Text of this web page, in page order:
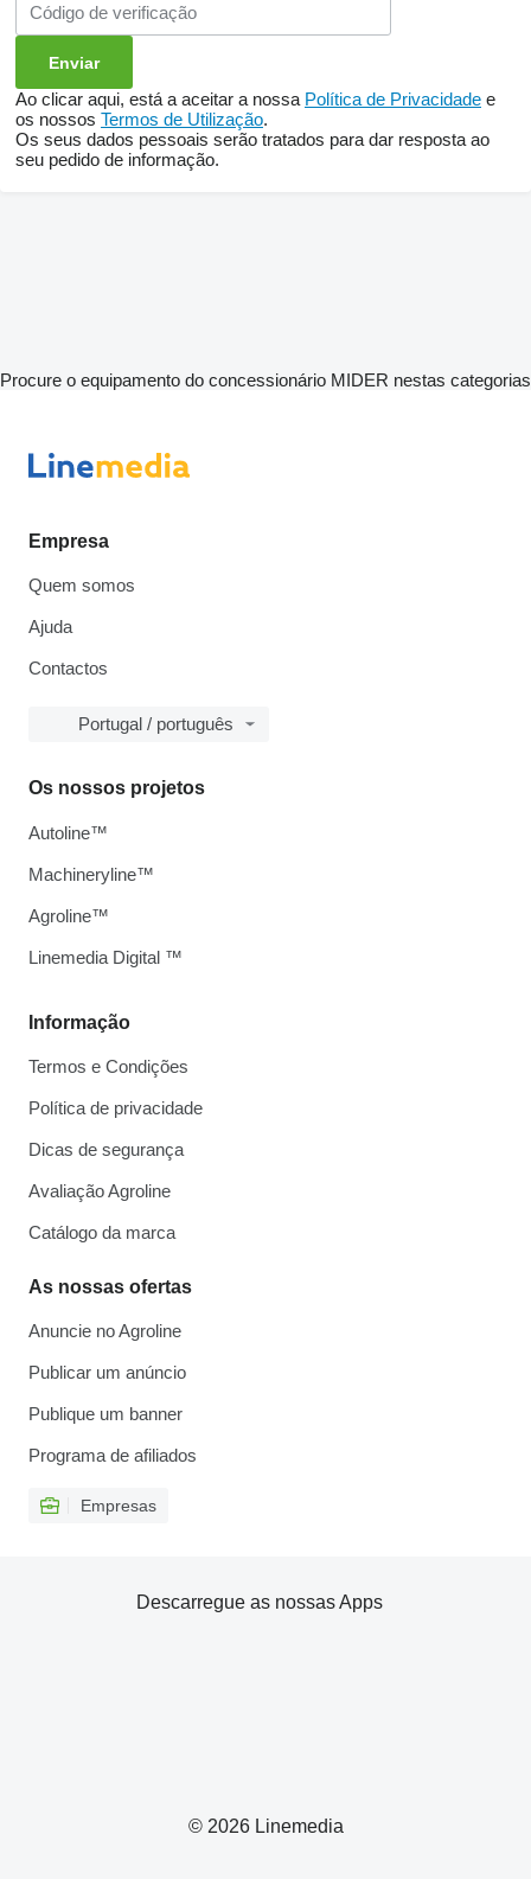
Ao clicar aqui, está a aceitar a nossa Política de Privacidade e
os nossos Termos de Utilização.
Os seus dados pessoais serão tratados para dar resposta ao
seu pedido de informação.
Procure o equipamento do concessionário MIDER nestas categorias
Empresa
Quem somos
Ajuda
Contactos
Portugal / português
Informação
Termos e Condições
Política de privacidade
Dicas de segurança
Avaliação Agroline
Catálogo da marca
As nossas ofertas
Anuncie no Agroline
Publicar um anúncio
Publique um banner
Programa de afiliados
Empresas
Os nossos projetos
Autoline™
Machineryline™
Agroline™
Linemedia Digital ™
© 2026 Linemedia
Descarregue as nossas Apps